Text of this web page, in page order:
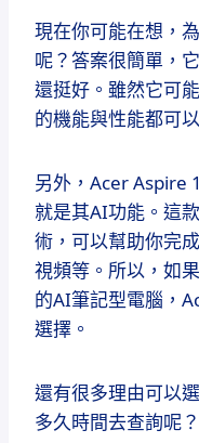
現在你可能在想，
呢？答案很簡單，
還挺好。雖然它可
的機能與性能都可
另外，Acer Aspire
就是其AI功能。這
術，可以幫助你完
視頻等。所以，如
的AI筆記型電腦，
選擇。
還有很多理由可以
多久時間去查詢呢？